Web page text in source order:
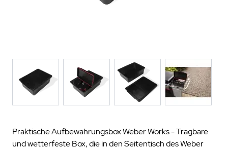
Praktische Aufbewahrungsbox Weber Works - Tragbare
und wetterfeste Box, die in den Seitentisch des Weber